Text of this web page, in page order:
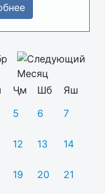
Ҷм Шб
Яш
5 6 7
12 13 14
19 20 21